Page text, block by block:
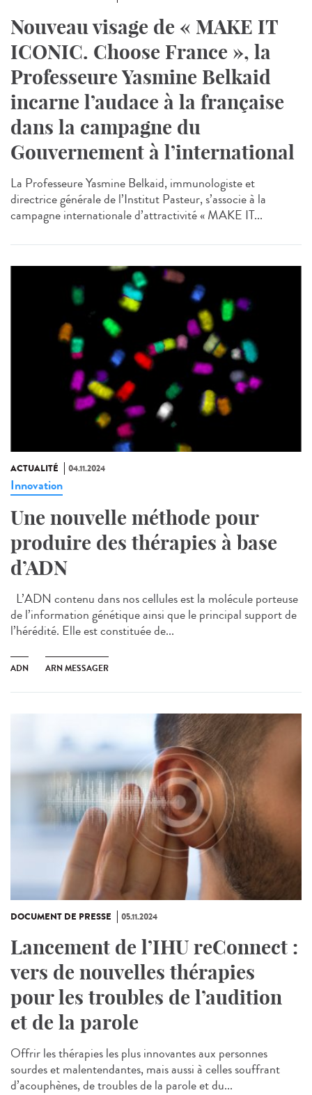
Nouveau visage de « MAKE IT
ICONIC. Choose France », la
Professeure Yasmine Belkaid
incarne l’audace à la française
dans la campagne du
Gouvernement à l’international
La Professeure Yasmine Belkaid, immunologiste et
directrice générale de l’Institut Pasteur, s’associe à la
campagne internationale d’attractivité « MAKE IT...
ACTUALITÉ 04.11.2024
Innovation
Une nouvelle méthode pour
produire des thérapies à base
d’ADN
L’ADN contenu dans nos cellules est la molécule porteuse
de l’information génétique ainsi que le principal support de
l’hérédité. Elle est constituée de...
ADN ARN MESSAGER
DOCUMENT DE PRESSE 05.11.2024
Lancement de l’IHU reConnect :
vers de nouvelles thérapies
pour les troubles de l’audition
et de la parole
Offrir les thérapies les plus innovantes aux personnes
sourdes et malentendantes, mais aussi à celles souffrant
d’acouphènes, de troubles de la parole et du...